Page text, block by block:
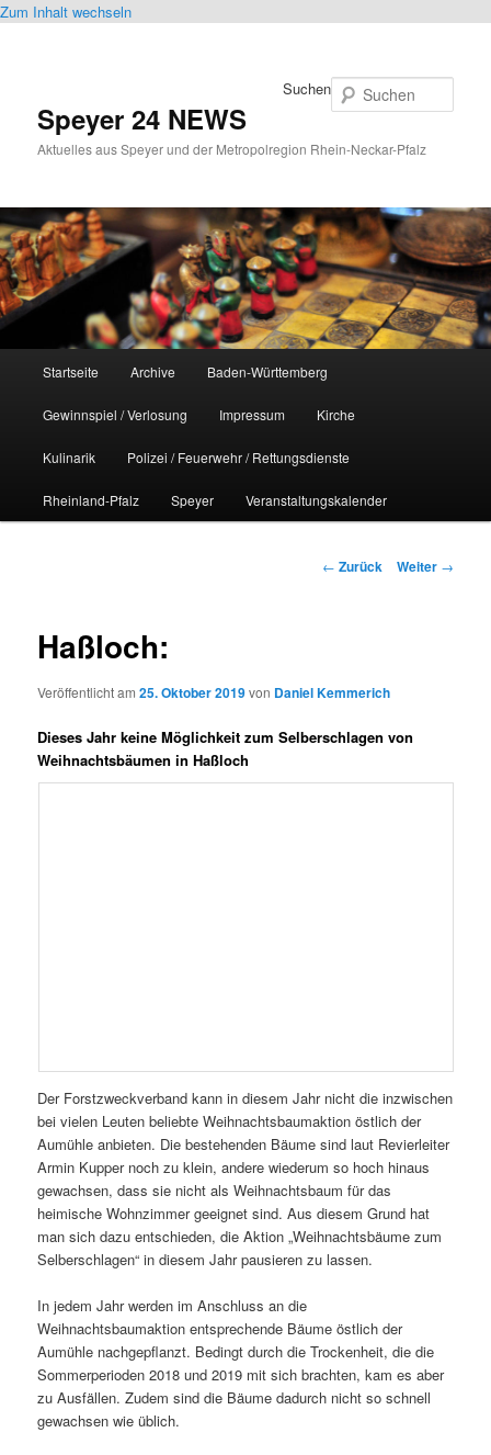
Zum Inhalt wechseln
Speyer 24 NEWS
Aktuelles aus Speyer und der Metropolregion Rhein-Neckar-Pfalz
Suchen
Startseite Archive Baden-Württemberg
Gewinnspiel / Verlosung Impressum Kirche
Kulinarik Polizei / Feuerwehr / Rettungsdienste
Rheinland-Pfalz Speyer Veranstaltungskalender
Beitrags-
← Zurück Weiter →
Haßloch:
Veröffentlicht am25. Oktober 2019von Daniel Kemmerich
Dieses Jahr keine Möglichkeit zum Selberschlagen von
Weihnachtsbäumen in Haßloch
Der Forstzweckverband kann in diesem Jahr nicht die inzwischen
bei vielen Leuten beliebte Weihnachtsbaumaktion östlich der
Aumühle anbieten. Die bestehenden Bäume sind laut Revierleiter
Armin Kupper noch zu klein, andere wiederum so hoch hinaus
gewachsen, dass sie nicht als Weihnachtsbaum für das
heimische Wohnzimmer geeignet sind. Aus diesem Grund hat
man sich dazu entschieden, die Aktion „Weihnachtsbäume zum
Selberschlagen“ in diesem Jahr pausieren zu lassen.
In jedem Jahr werden im Anschluss an die
Weihnachtsbaumaktion entsprechende Bäume östlich der
Aumühle nachgepflanzt. Bedingt durch die Trockenheit, die die
Sommerperioden 2018 und 2019 mit sich brachten, kam es aber
zu Ausfällen. Zudem sind die Bäume dadurch nicht so schnell
gewachsen wie üblich.